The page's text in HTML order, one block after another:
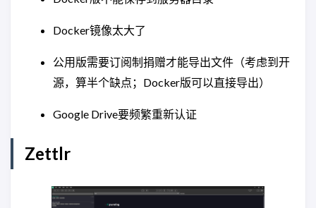
Docker镜像太大了
公用版需要订阅制捐赠才能导出文件（考虑到开
源，算半个缺点；Docker版可以直接导出）
Google Drive要频繁重新认证
Zettlr